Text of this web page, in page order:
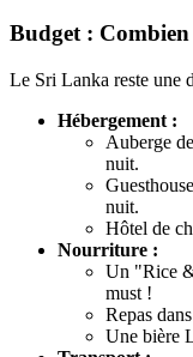
Budget :
Le Sri Lanka reste une
Hébergement :
Auberge
nuit.
nuit.
Hôtel de
Nourriture :
Un "Rice
must !
Repas
Une bière